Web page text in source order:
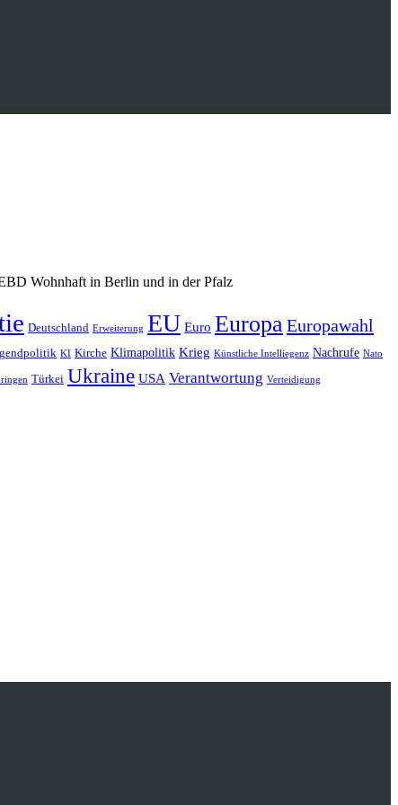
Wohnhaft in Berlin und in der Pfalz
Deutschland Erweiterung EU Euro EuropaEuropawahl
KI Kirche Klimapolitik Krieg Künstliche Intelliegenz Nachrufe Nato
Türkei Ukraine USA Verantwortung Verteidigung